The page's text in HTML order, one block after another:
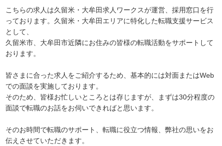
こちらの求人は久留米・大牟田求人ワークスが運営、採用窓口を行
っております。久留米・大牟田エリアに特化した転職支援サービス
として、
久留米市、大牟田市近隣にお住みの皆様の転職活動をサポートして
おります。
皆さまに合った求人をご紹介するため、基本的には対面またはWeb
での面談を実施しております。
そのため、皆様お忙しいところとは存じますが、まずは30分程度の
面談で転職のお話をお伺いできればと思います。
そのお時間で転職のサポート、転職に役立つ情報、弊社の思いをお
伝えさせていただきます。